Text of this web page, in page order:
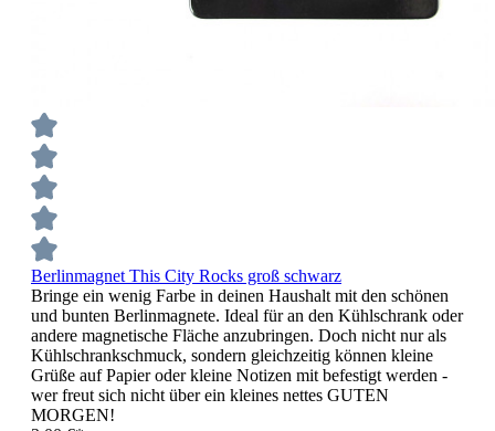
Berlinmagnet This City Rocks groß schwarz
Bringe ein wenig Farbe in deinen Haushalt mit den schönen
und bunten Berlinmagnete. Ideal für an den Kühlschrank oder
andere magnetische Fläche anzubringen. Doch nicht nur als
Kühlschrankschmuck, sondern gleichzeitig können kleine
Grüße auf Papier oder kleine Notizen mit befestigt werden -
wer freut sich nicht über ein kleines nettes GUTEN
MORGEN!